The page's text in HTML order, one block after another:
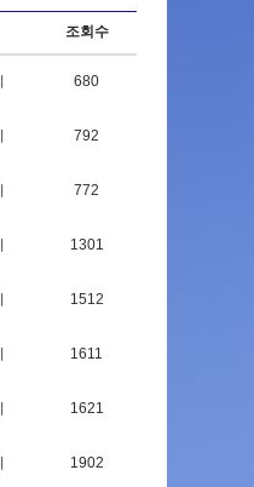
조회수
680
792
772
1301
1512
1611
1621
1902